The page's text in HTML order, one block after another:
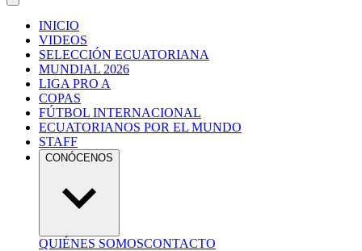
INICIO
VIDEOS
SELECCIÓN ECUATORIANA
MUNDIAL 2026
LIGA PRO A
COPAS
FÚTBOL INTERNACIONAL
ECUATORIANOS POR EL MUNDO
STAFF
CONÓCENOS
QUIÉNES SOMOSCONTACTO